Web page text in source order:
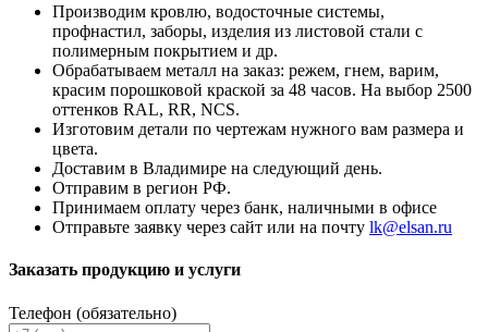
Производим кровлю, водосточные системы,
профнастил, заборы, изделия из листовой стали с
полимерным покрытием и др.
Обрабатываем металл на заказ: режем, гнем, варим,
красим порошковой краской за 48 часов. На выбор 2500
оттенков RAL, RR, NCS.
Изготовим детали по чертежам нужного вам размера и
цвета.
Доставим в Владимире на следующий день.
Отправим в регион РФ.
Принимаем оплату через банк, наличными в офисе
Отправьте заявку через сайт или на почту lk@elsan.ru
Заказать продукцию и услуги
Телефон (обязательно)